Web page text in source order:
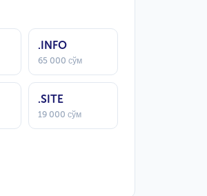
.INFO
65 000 сўм
.SITE
19 000 сўм